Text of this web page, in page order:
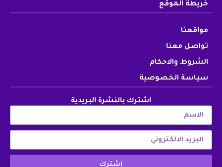
خريطة الموقع
مواقعنا
تواصل معنا
الشروط والاحكام
سياسة الخصوصية
اشترك بالنشرة البريدية
اشترك